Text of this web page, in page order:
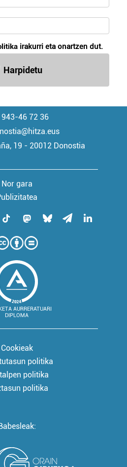
irakurri eta onartzen dut.
Harpidetu
943-46 72 36
19 - 20012 Donostia
Nor gara
AURRERATUARI
DIPLOMA
Cookieak
politika
politika
politika